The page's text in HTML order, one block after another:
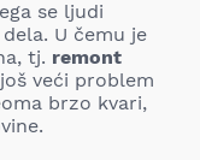
se ljudi
U čemu je
tj. remont
veći problem
brzo kvari,